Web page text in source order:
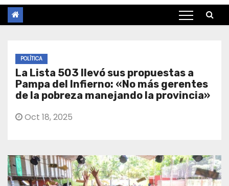
POLÍTICA
La Lista 503 llevó sus propuestas a
Pampa del Infierno: «No más gerentes
de la pobreza manejando la provincia»
Oct 18, 2025